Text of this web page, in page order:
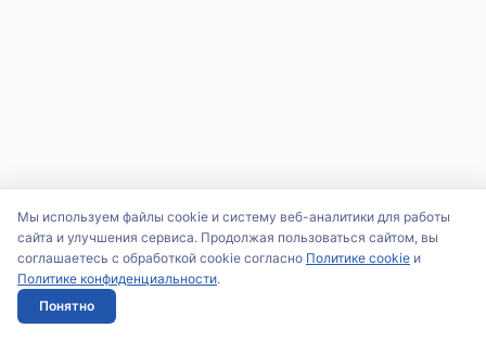
Мы используем файлы cookie и систему веб-аналитики для работы
сайта и улучшения сервиса. Продолжая пользоваться сайтом, вы
соглашаетесь с обработкой cookie согласно Политике cookie и
Политике конфиденциальности.
Понятно